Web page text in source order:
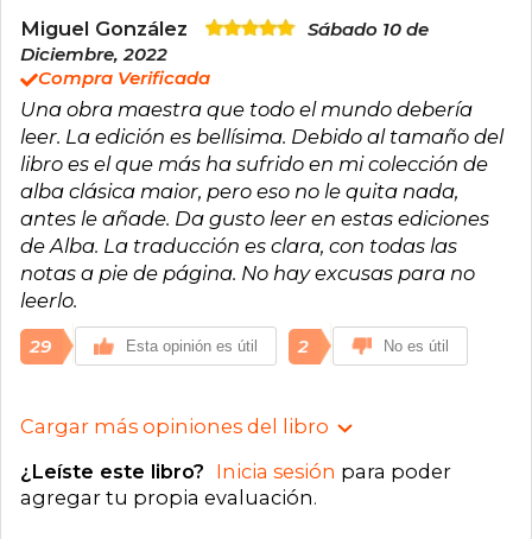
Miguel González
Sábado 10 de
Diciembre, 2022
Compra Verificada
Una obra maestra que todo el mundo debería
leer. La edición es bellísima. Debido al tamaño del
libro es el que más ha sufrido en mi colección de
alba clásica maior, pero eso no le quita nada,
antes le añade. Da gusto leer en estas ediciones
de Alba. La traducción es clara, con todas las
notas a pie de página. No hay excusas para no
leerlo.
29 Esta opinión es útil 2 No es útil
Cargar más opiniones del libro
¿Leíste este libro? Inicia sesión para poder
agregar tu propia evaluación.